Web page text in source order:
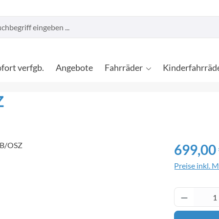
verfgb. Angebote Fahrräder
Regulärer
699,00
Preise inkl.